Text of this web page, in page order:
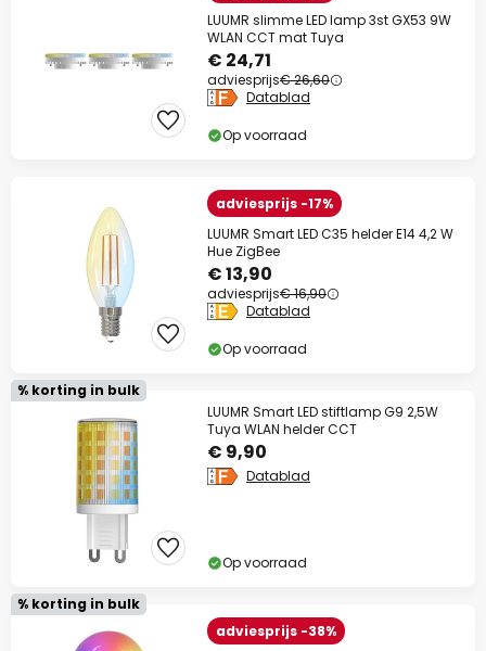
LUUMR slimme LED lamp 3st GX53 9W
WLAN CCT mat Tuya
€ 24,71
adviesprijs€ 26,60
Datablad
Op voorraad
adviesprijs -17%
LUUMR Smart LED C35 helder E14 4,2 W
Hue ZigBee
€ 13,90
adviesprijs€ 16,90
Datablad
Op voorraad
% korting in bulk
LUUMR Smart LED stiftlamp G9 2,5W
Tuya WLAN helder CCT
€ 9,90
Datablad
Op voorraad
% korting in bulk
adviesprijs -38%